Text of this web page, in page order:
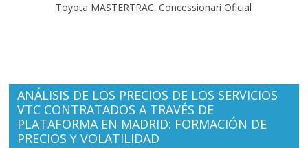
Toyota MASTERTRAC. Concessionari Oficial
ANÁLISIS DE LOS PRECIOS DE LOS SERVICIOS
VTC CONTRATADOS A TRAVÉS DE
PLATAFORMA EN MADRID: FORMACIÓN DE
PRECIOS Y VOLATILIDAD